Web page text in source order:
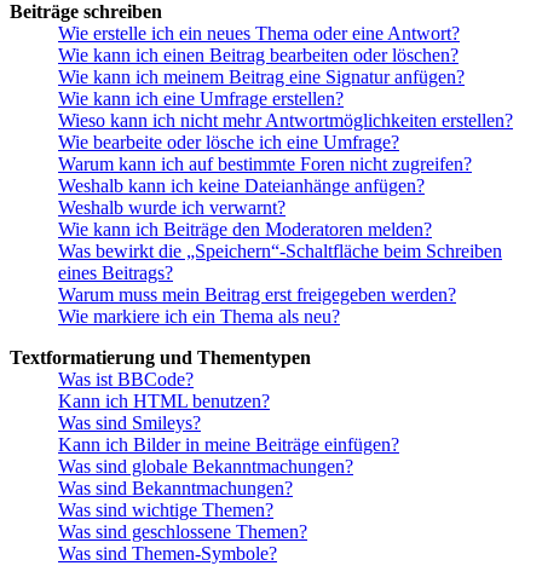
Beiträge schreiben
Wie erstelle ich ein neues Thema oder eine Antwort?
Wie kann ich einen Beitrag bearbeiten oder löschen?
Wie kann ich meinem Beitrag eine Signatur anfügen?
Wie kann ich eine Umfrage erstellen?
Wieso kann ich nicht mehr Antwortmöglichkeiten erstellen?
Wie bearbeite oder lösche ich eine Umfrage?
Warum kann ich auf bestimmte Foren nicht zugreifen?
Weshalb kann ich keine Dateianhänge anfügen?
Weshalb wurde ich verwarnt?
Wie kann ich Beiträge den Moderatoren melden?
Was bewirkt die „Speichern“-Schaltfläche beim Schreiben
eines Beitrags?
Warum muss mein Beitrag erst freigegeben werden?
Wie markiere ich ein Thema als neu?
Textformatierung und Thementypen
Was ist BBCode?
Kann ich HTML benutzen?
Was sind Smileys?
Kann ich Bilder in meine Beiträge einfügen?
Was sind globale Bekanntmachungen?
Was sind Bekanntmachungen?
Was sind wichtige Themen?
Was sind geschlossene Themen?
Was sind Themen-Symbole?